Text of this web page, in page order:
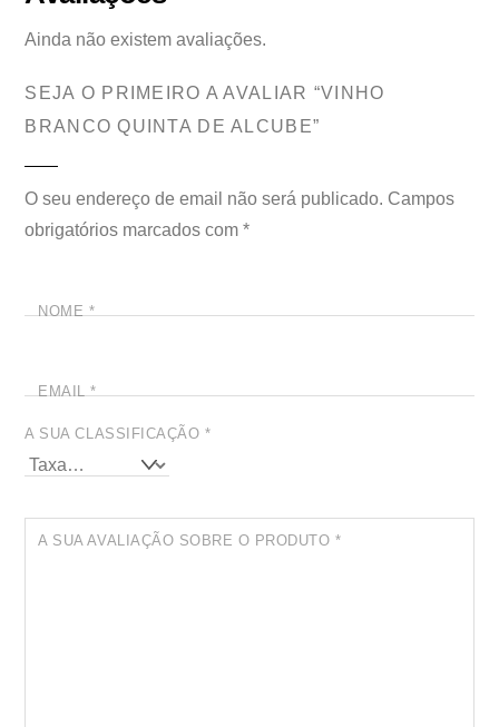
Ainda não existem avaliações.
SEJA O PRIMEIRO A AVALIAR “VINHO
BRANCO QUINTA DE ALCUBE”
O seu endereço de email não será publicado. Campos
obrigatórios marcados com*
NOME *
EMAIL*
A SUA CLASSIFICAÇÃO *
A SUA AVALIAÇÃO SOBRE O PRODUTO *